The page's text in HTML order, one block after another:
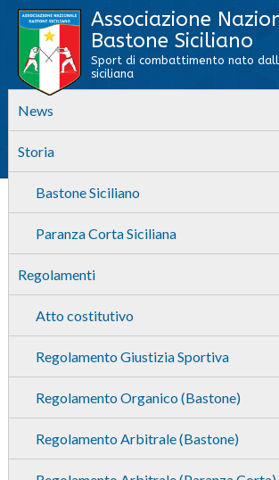
Associazione
Bastone Siciliano
Sport di combattimento nato
siciliana
News
Storia
Bastone Siciliano
Paranza Corta Siciliana
Regolamenti
Atto costitutivo
Regolamento Giustizia Sportiva
Regolamento Organico (Bastone)
Regolamento Arbitrale (Bastone)